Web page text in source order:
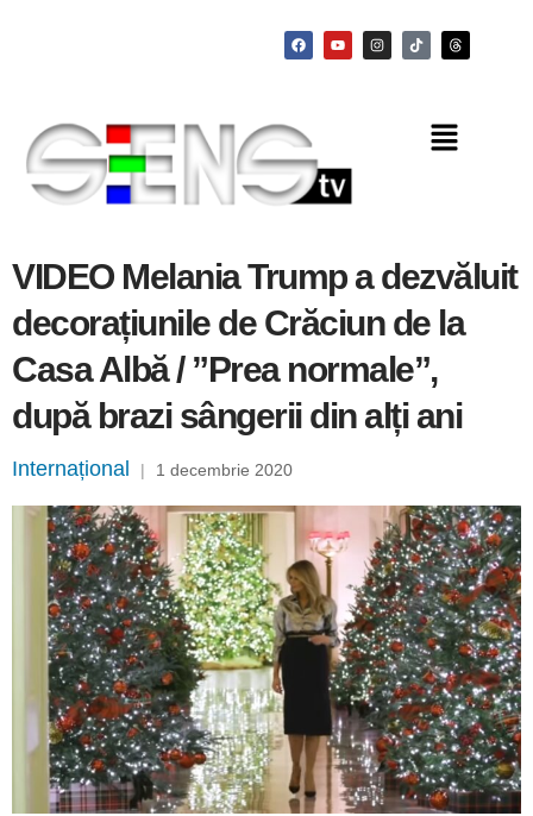
VIDEO Melania Trump a dezvăluit
decorațiunile de Crăciun de la
Casa Albă / ”Prea normale”,
după brazi sângerii din alți ani
Internațional | 1 decembrie 2020